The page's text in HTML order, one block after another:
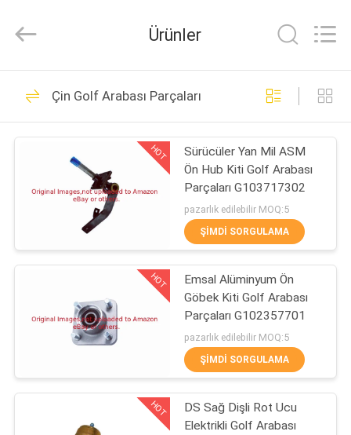
ÜRÜN:%
EXCEPTION
INVALID_FETCH
GETIP()
FABRIKA
Long
Trading
All
Reserved.
Toro için Çim Biçme
Makinesi Parçaları
431
Deere için Çim
Biçme Makinesi
Parçaları
377
127
Ürünler
Çin Golf Arabası Parçaları
HOT
Sürücüler Yan Mil ASM
Ön Hub Kiti Golf Arabası
Parçaları G103717302
pazarlık edilebilir MOQ:5
ŞIMDI SORGULAMA
HOT
Emsal Alüminyum Ön
Göbek Kiti Golf Arabası
Parçaları G102357701
pazarlık edilebilir MOQ:5
ŞIMDI SORGULAMA
HOT
DS Sağ Dişli Rot Ucu
Elektrikli Golf Arabası